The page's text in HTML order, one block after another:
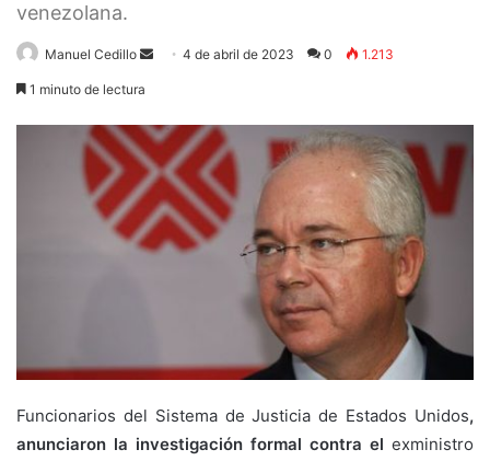
venezolana.
Manuel Cedillo
Send4 de abril de 2023 0 1.213
1 minuto de lectura
Funcionarios del Sistema de Justicia de Estados Unidos,
anunciaron la investigación formal contra el exministro